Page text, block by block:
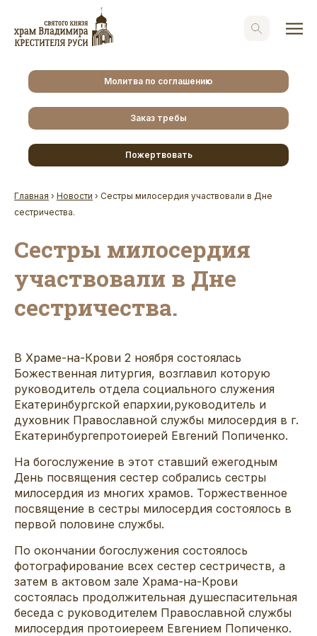
Молитва по соглашению
Заказ требы
Пожертвовать
Главная › Новости › Сестры милосердия участвовали в Дне
сестричества.
Сестры милосердия
участвовали в Дне
сестричества.
В Храме-на-Крови 2 ноября состоялась
Божественная литургия, возглавил которую
руководитель отдела социального служения
Екатеринбургской епархии,руководитель и
духовник Православной службы милосердия в г.
Екатеринбургепротоиерей Евгений Попиченко.
На богослужение в этот ставший ежегодным
День посвящения сестер собрались сестры
милосердия из многих храмов. Торжественное
посвящение в сестры милосердия состоялось в
первой половине службы.
По окончании богослужения состоялось
фотографирование всех сестер сестричеств, а
затем в актовом зале Храма-на-Крови
состоялась продолжительная душеспасительная
беседа с руководителем Православной службы
милосердия протоиереем Евгением Попиченко.